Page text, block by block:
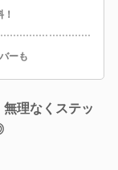
ーも
理なくステッ